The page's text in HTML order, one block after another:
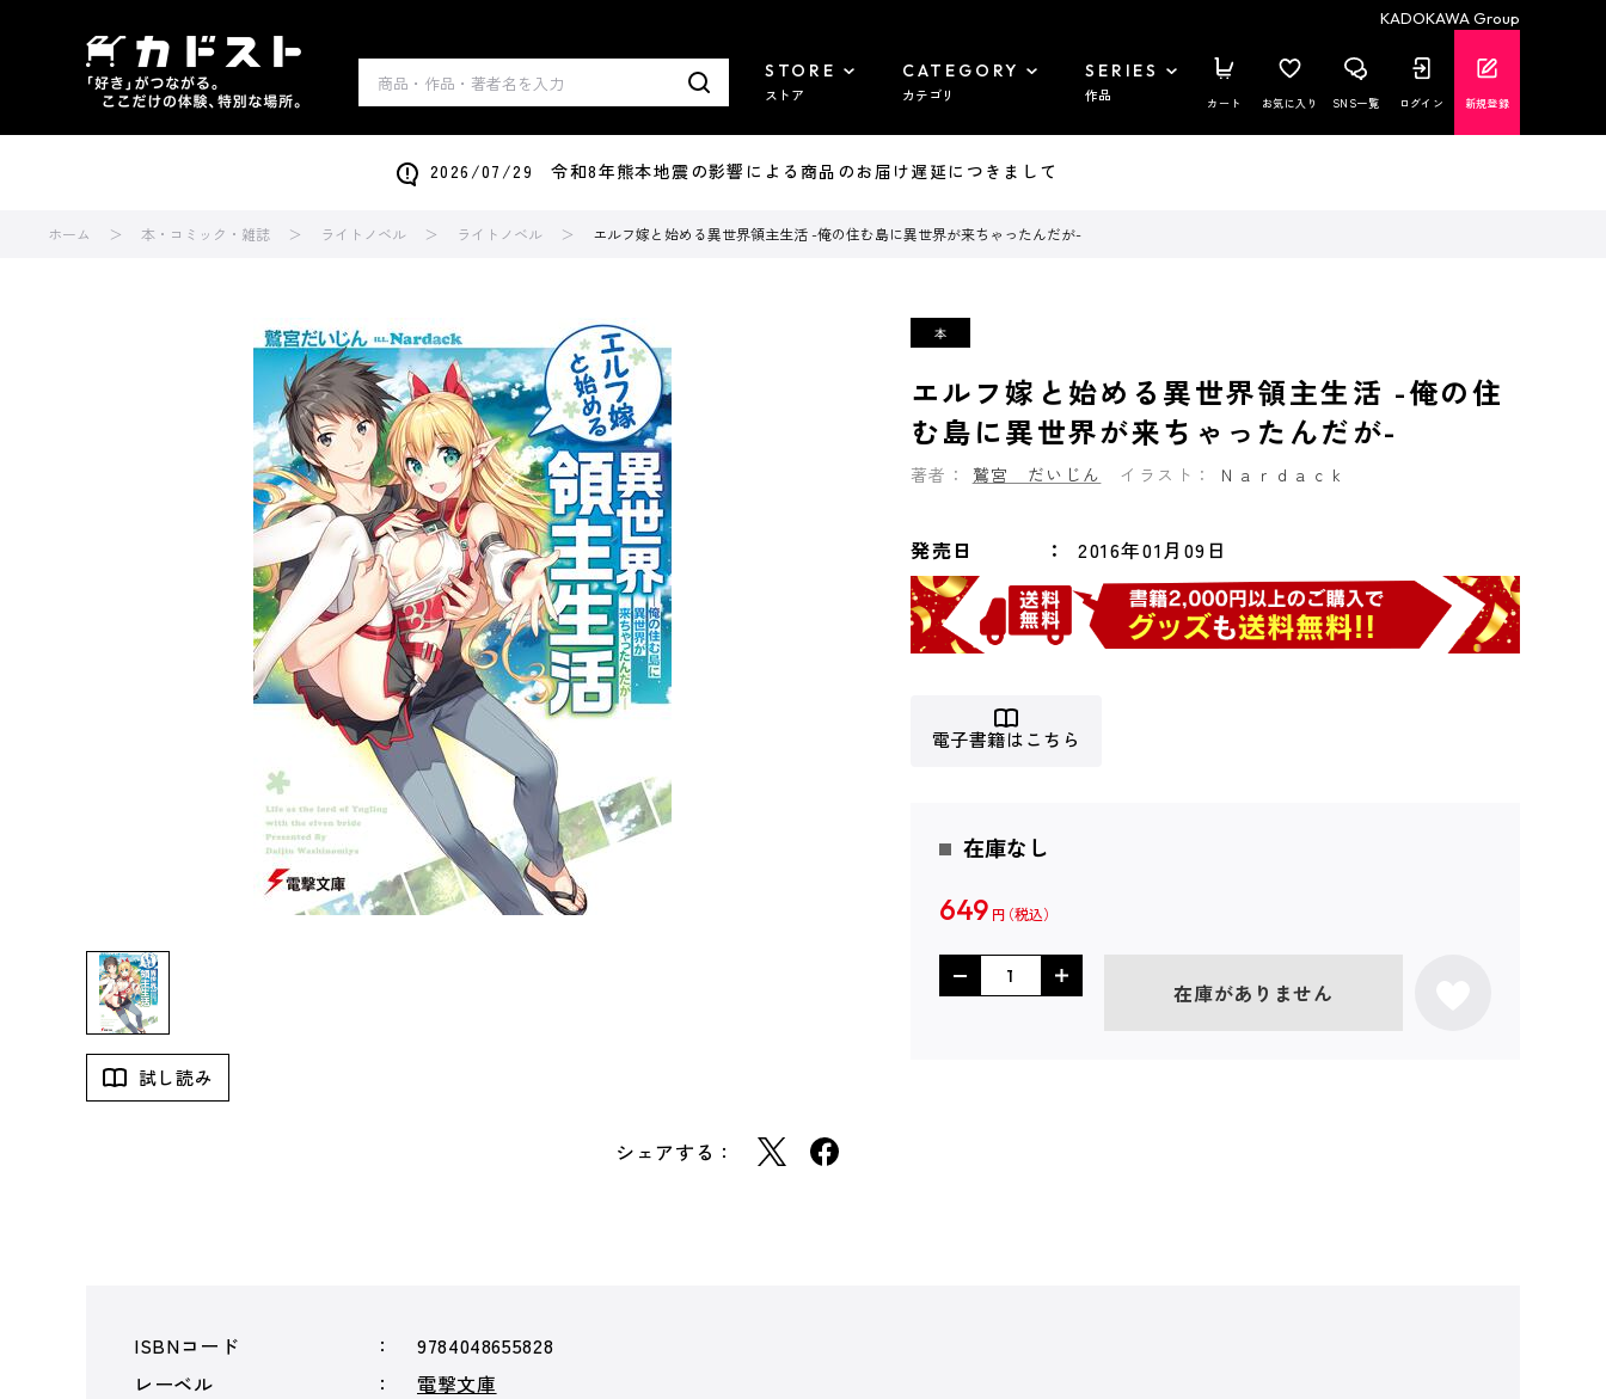
KADOKAWA Group
STORE
ストア
CATEGORY
カテゴリ
SERIES
作品 カート お気に入り SNS一覧 ログイン 新規登録
2026/07/29 令和8年熊本地震の影響による商品のお届け遅延につきまして
ホーム 本・コミック・雑誌 ライトノベル ライトノベル エルフ嫁と始める異世界領主生活 -俺の住む島に異世界が来ちゃったんだが-
試し読み
シェアする：
エルフ嫁と始める異世界領主生活 -俺の住
む島に異世界が来ちゃったんだが-
著者： 鷲宮 だいじん イラスト： Ｎａｒｄａｃｋ
発売日 2016年01月09日
電子書籍はこちら
在庫なし
649 円
在庫がありません
ISBNコード
9784048655828
レーベル
電撃文庫